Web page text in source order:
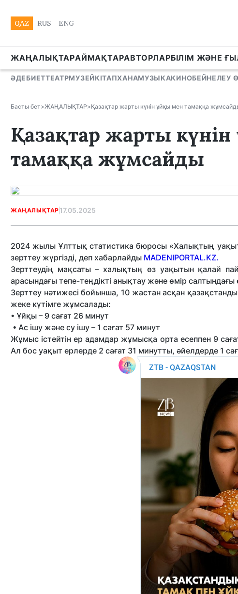
QAZ RUS ENG
ЖАҢАЛЫҚТАРАЙМАҚТАРАВТОРЛАРБІЛІМ ЖӘНЕ
ӘДЕБИЕТТЕАТРМУЗЕЙКІТАПХАНАМУЗЫКАКИНОБЕЙНЕЛЕУ
Басты бет>ЖАҢАЛЫҚТАР>Қазақтар жарты күнін ұйқы мен тамаққа
Қазақтар жарты
тамаққа жұмсайды
ЖАҢАЛЫҚТАР 17.05.2025
2024 жылы Ұлттық статистика бюросы «Халықтың
зерттеу жүргізді, деп хабарлайды MADENIPORTAL.KZ.
Зерттеудің мақсаты – халықтың өз уақытын қалай
арасындағы тепе-теңдікті анықтау және өмір салтындағы
Зерттеу нәтижесі бойынша, 10 жастан асқан
жеке күтімге жұмсалады:
• Ұйқы – 9 сағат 26 минут
• Ас ішу және су ішу – 1 сағат 57 минут
Жұмыс істейтін ер адамдар жұмысқа орта есеппен 9
Ал бос уақыт ерлерде 2 сағат 31 минутты, әйелдерде 1